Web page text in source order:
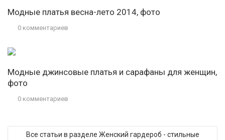
Модные платья весна-лето 2014, фото
0 комментариев
Модные джинсовые платья и сарафаны для женщин,
фото
0 комментариев
Все статьи в разделе Женский гардероб - стильные